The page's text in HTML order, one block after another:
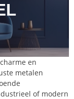
en
metalen
of modern